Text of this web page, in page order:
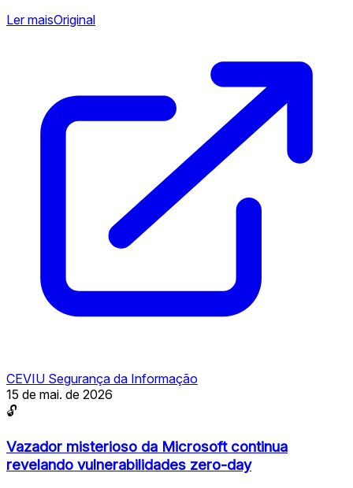
Ler maisOriginal
CEVIU Segurança da Informação
15 de mai. de 2026
🔓
Vazador misterioso da Microsoft continua
revelando vulnerabilidades zero-day